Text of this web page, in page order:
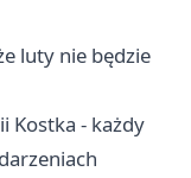
luty nie będzie
Kostka - każdy